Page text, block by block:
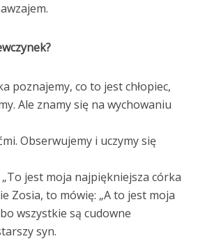
poznajemy, co to jest chłopiec,
Ale znamy się na wychowaniu
Obserwujemy i uczymy się
jest moja najpiękniejsza córka
Zosia, to mówię: „A to jest moja
wszystkie są cudowne
syn.